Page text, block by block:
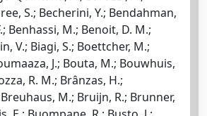
S.; Becherini, Y.; Bendahman,
Benhassi, M.; Benoit, D. M.;
V.; Biagi, S.; Boettcher, M.;
J.; Bouta, M.; Bouwhuis,
R. M.; Brânzas, H.;
M.; Bruijn, R.; Brunner,